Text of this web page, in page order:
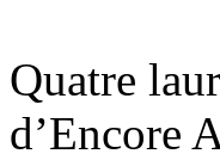
Quatre
d’Encore